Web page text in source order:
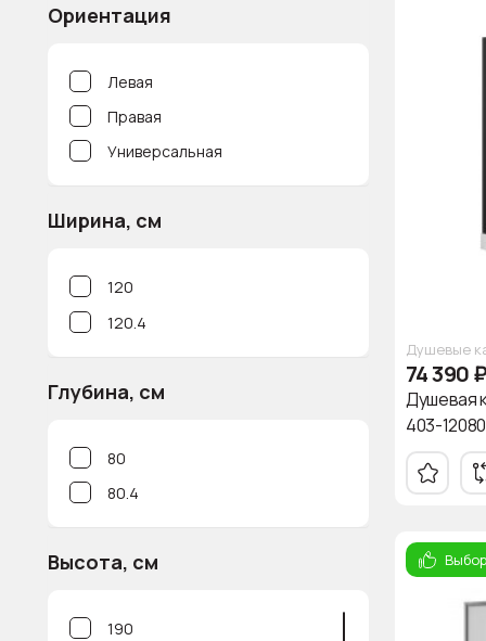
Ориентация
Левая
Правая
Универсальная
Ширина, см
120
120.4
Глубина, см
80
80.4
Высота, см
190
Душевые
74 390₽
Душевая
403-